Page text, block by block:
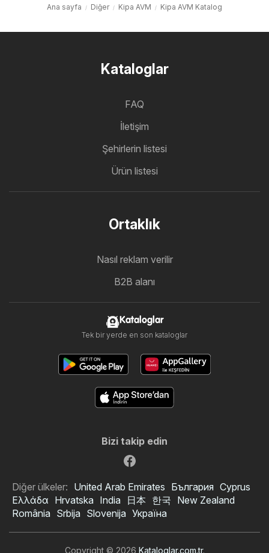
Ana sayfa Diğer Kipa AVM Kipa AVM Katalog
Kataloglar
FAQ
İletişim
Şehirlerin listesi
Ürün listesi
Ortaklık
Nasıl reklam verilir
B2B alanı
Kataloglar
Tek bir yerde en son kataloglar
Bizi takip edin
Diğer ülkeler: United Arab Emirates България Cyprus
Ελλάδα Hrvatska India 日本 한국 New Zealand
România Srbija Slovenija Україна
Copyright © 2026 Kataloglar.com.tr.